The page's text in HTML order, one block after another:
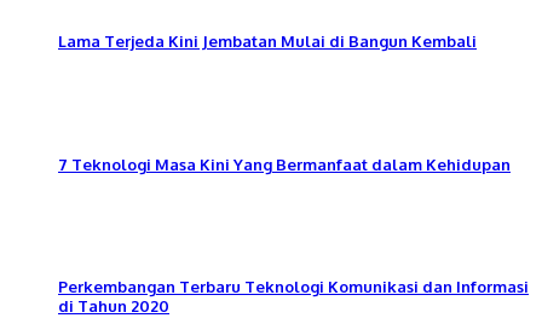
Lama Terjeda Kini Jembatan Mulai di Bangun Kembali
7 Teknologi Masa Kini Yang Bermanfaat dalam Kehidupan
Perkembangan Terbaru Teknologi Komunikasi dan Informasi
di Tahun 2020